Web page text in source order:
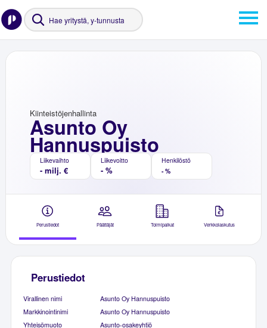
Asunto Oy
Hannuspuisto
Kiinteistöjenhallinta
Liikevaihto
- milj. €
Liikevoitto
- %
Henkilöstö
- %
Perustiedot Päättäjät Toimipaikat Verkkolaskutus
Perustiedot
Virallinen nimi
Asunto Oy Hannuspuisto
Markkinointinimi
Asunto Oy Hannuspuisto
Yhteisömuoto
Asunto-osakeyhtiö